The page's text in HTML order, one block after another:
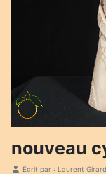
nouveau
Écrit par : Laurent Girard